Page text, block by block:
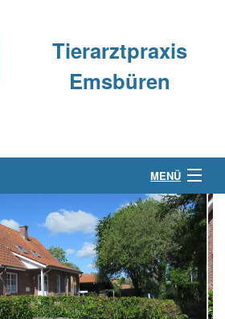
Tierarztpraxis
Emsbüren
MENÜ
Über uns
Kleintierpraxis
Großtierpraxis